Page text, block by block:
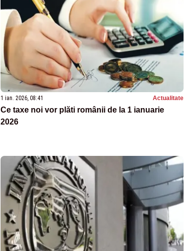
1 ian. 2026, 08:41 Actualitate
Ce taxe noi vor plăti românii de la 1 ianuarie
2026